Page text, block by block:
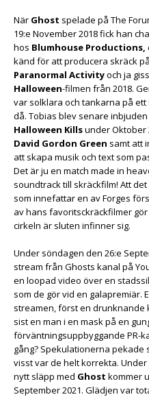
När Ghost spelade på The
19:e November 2018 fick han
hos Blumhouse Productions,
känd för att producera skräck
Paranormal Activityoch ja
Halloween-filmen från 2018.
var solklara och tankarna på
då. Tobias blev senare
Halloween Killsunder Oktober
David Gordon Green samt att
att skapa musik och text som
Det är ju en match made in
soundtrack till skräckfilm! Att
som innefattar en av Forges
av hans favoritsckräckfilmer
cirkeln är sluten infinner sig.
Under söndagen den 26:e
stream från Ghosts kanal på
en loopad video över en
som de gör vid en galapremiär.
streamen, först en drunknande
sist en man i en mask på en
förväntningsuppbyggande PR-
gång? Spekulationerna pekade
visst var de helt korrekta.
nytt släpp med Ghost kommer
September 2021. Glädjen var